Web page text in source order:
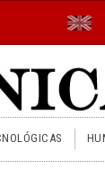
Menu
Direito
En